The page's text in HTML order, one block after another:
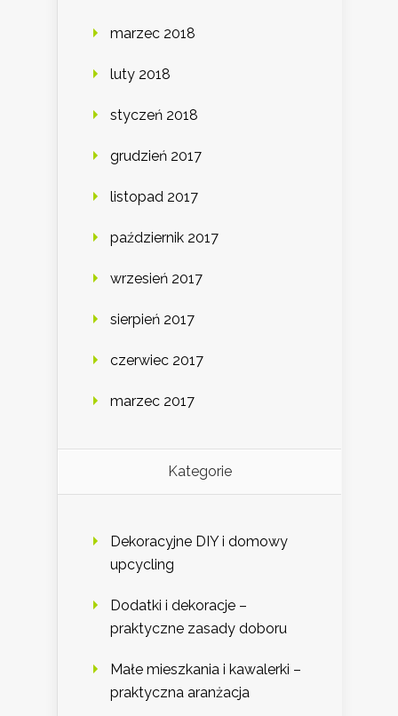
marzec 2018
luty 2018
styczeń 2018
grudzień 2017
listopad 2017
październik 2017
wrzesień 2017
sierpień 2017
czerwiec 2017
marzec 2017
Kategorie
Dekoracyjne DIY i domowy
upcycling
Dodatki i dekoracje –
praktyczne zasady doboru
Małe mieszkania i kawalerki –
praktyczna aranżacja